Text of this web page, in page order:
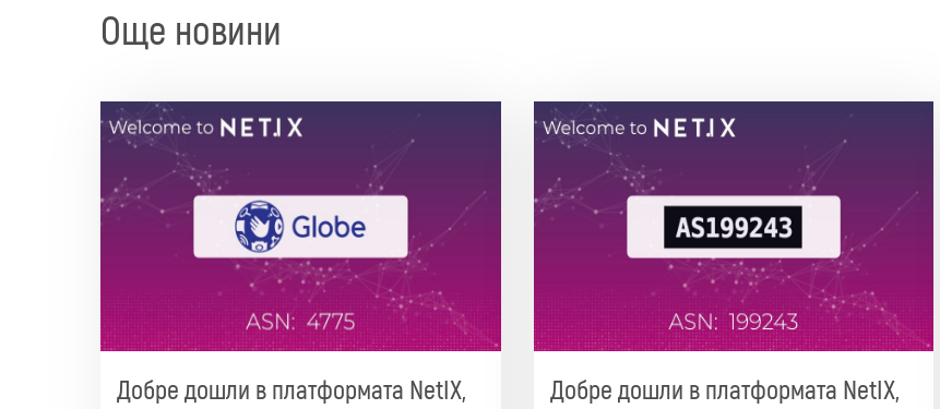
Още новини
Добре дошли в платформата NetIX,
Добре дошли в платформата NetIX,